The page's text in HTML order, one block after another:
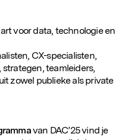
voor data, technologie en
CX-specialisten,
teamleiders,
zowel publieke als private
van DAC’25 vind je